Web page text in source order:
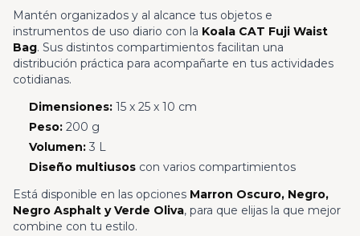
Mantén organizados y al alcance tus objetos e
instrumentos de uso diario con la Koala CAT Fuji Waist
Bag. Sus distintos compartimientos facilitan una
distribución práctica para acompañarte en tus actividades
cotidianas.
Dimensiones:15 x 25 x 10 cm
Peso:200 g
Volumen:3 L
Diseño multiusoscon varios compartimientos
Está disponible en las opciones Marron Oscuro, Negro,
Negro Asphalt y Verde Oliva, para que elijas la que mejor
combine con tu estilo.